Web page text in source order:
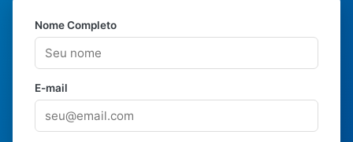
Nome Completo
E-mail